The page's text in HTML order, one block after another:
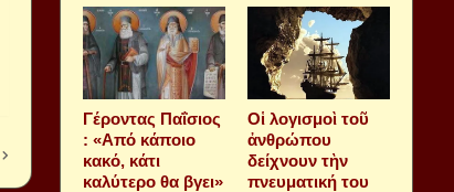
Γέροντας Παΐσιος
: «Από κάποιο
κακό, κάτι
καλύτερο θα βγει»
Οἱ λογισμοὶ τοῦ
ἀνθρώπου
δείχνουν τὴν
πνευματική του